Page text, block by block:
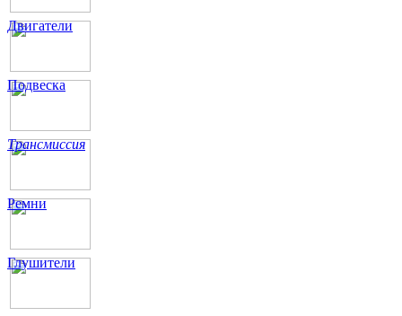
Двигатели
Подвеска
Трансмиссия
Ремни
Глушители